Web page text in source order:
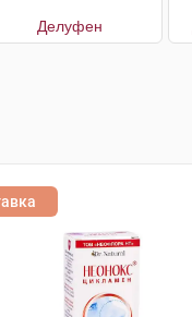
Делуфен